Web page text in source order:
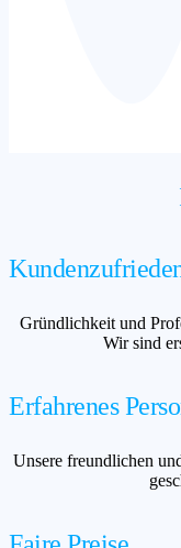
Gründlichkeit und
Wir sind
Erfahrenes
Unsere freundlichen